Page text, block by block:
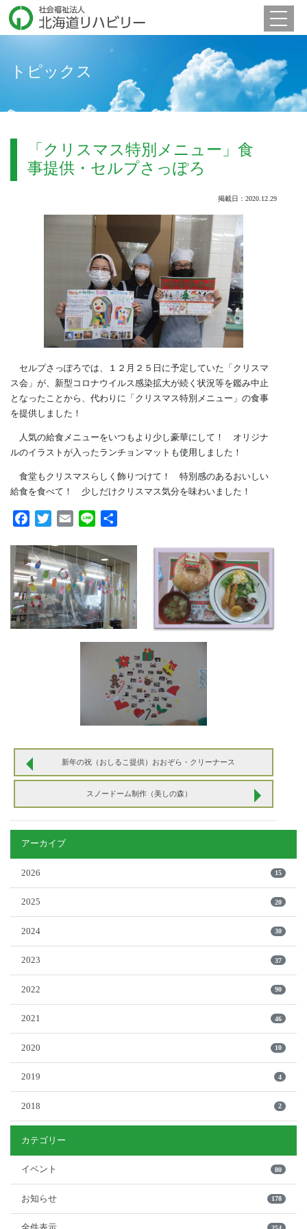
Toggle
トピックス
「クリスマス特別メニュー」食
事提供・セルプさっぽろ
掲載日：2020.12.29
セルプさっぽろでは、１２月２５日に予定していた「クリスマ
ス会」が、新型コロナウイルス感染拡大が続く状況等を鑑み中止
となったことから、代わりに「クリスマス特別メニュー」の食事
を提供しました！
人気の給食メニューをいつもより少し豪華にして！ オリジナ
ルのイラストが入ったランチョンマットも使用しました！
食堂もクリスマスらしく飾りつけて！ 特別感のあるおいしい
給食を食べて！ 少しだけクリスマス気分を味わいました！
Facebook
TwitterEmail Line
新年の祝（おしるこ提供）おおぞら・クリーナース
スノードーム制作（美しの森）
アーカイブ
2026 15
2025 20
2024 30
2023 37
2022 90
2021 46
2020 10
2019 4
2018 2
カテゴリー
イベント 80
お知らせ 178